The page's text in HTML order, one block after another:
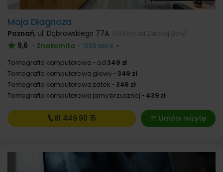
Moja Diagnoza
Poznań, ul. Dąbrowskiego 77A (109 km od Zielonej Góry)
9,6 • Znakomita • 1009 opinii
Tomografia komputerowa od 349 zł
Tomografia komputerowa głowy
349 zł
Tomografia komputerowa zatok
349 zł
Tomografia komputerowa jamy brzusznej
439 zł
Umów wizytę
61 449 90 15